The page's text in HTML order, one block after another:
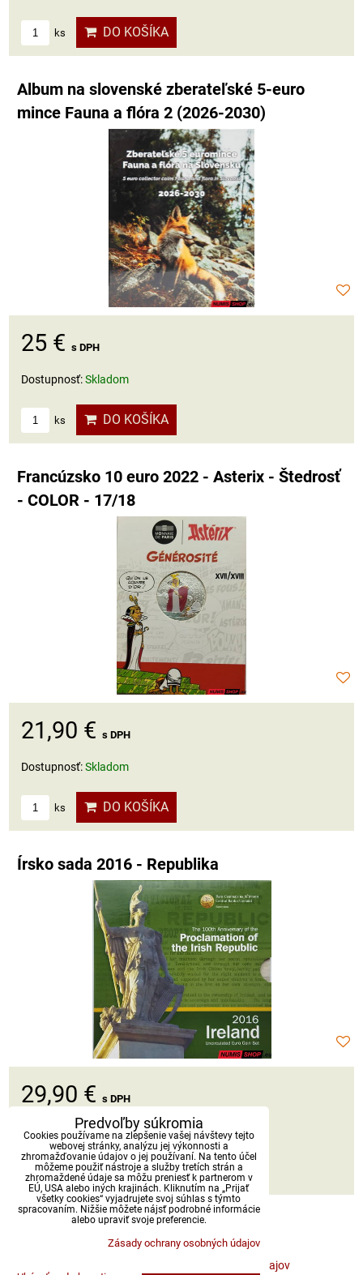
ks DO KOŠÍKA
Album na slovenské zberateľské 5-euro
mince Fauna a flóra 2 (2026-2030)
25 € s DPH
Dostupnosť:Skladom
ks DO KOŠÍKA
Francúzsko 10 euro 2022 - Asterix - Štedrosť
- COLOR - 17/18
21,90 € s DPH
Dostupnosť:Skladom
ks DO KOŠÍKA
Írsko sada 2016 - Republika
29,90 € s DPH
Dostupnosť:Skladom
ks DO KOŠÍKA
Zásady ochrany osobných údajov
Predvoľby súkromia
Cookies používame na zlepšenie vašej návštevy tejto
webovej stránky, analýzu jej výkonnosti a
zhromažďovanie údajov o jej používaní. Na tento účel
môžeme použiť nástroje a služby tretích strán a
zhromaždené údaje sa môžu preniesť k partnerom v
EÚ, USA alebo iných krajinách. Kliknutím na „Prijať
všetky cookies“ vyjadrujete svoj súhlas s týmto
spracovaním. Nižšie môžete nájsť podrobné informácie
alebo upraviť svoje preferencie.
Zásady ochrany osobných údajov